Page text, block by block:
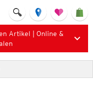
Artikel | Online &